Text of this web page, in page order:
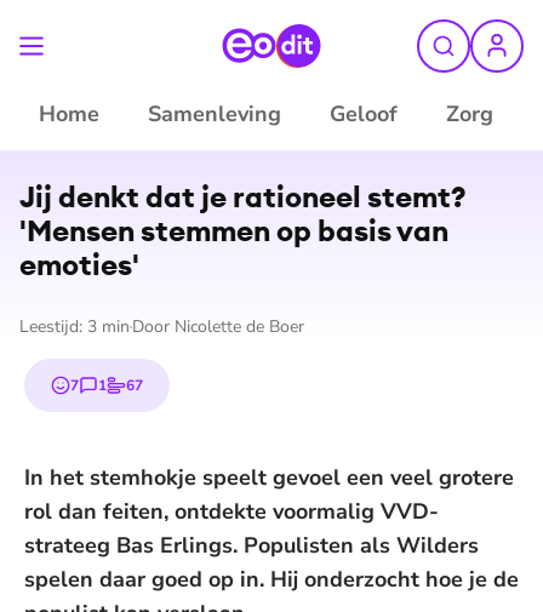
Home Samenleving Geloof Zorg
Jij denkt dat je rationeel stemt?
'Mensen stemmen op basis van
emoties'
Leestijd: 3 min Door Nicolette de Boer
7
emojis
1
reactie
67
stem
In het stemhokje speelt gevoel een veel grotere
rol dan feiten, ontdekte voormalig VVD-
strateeg Bas Erlings. Populisten als Wilders
spelen daar goed op in. Hij onderzocht hoe je de